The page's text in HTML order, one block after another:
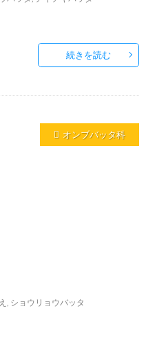
続きを読む
オンブバッタ科
, ショウリョウバッタ